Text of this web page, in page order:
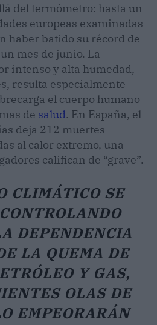
del termómetro: hasta un
europeas examinadas
haber batido su récord de
mes de junio. La
intenso y alta humedad,
resulta especialmente
el cuerpo humano
de salud. En España, el
deja 212 muertes
al calor extremo, una
califican de “grave”.
CLIMÁTICO SE
DEPENDENCIA
LA QUEMA DE
Y GAS,
OLAS DE
EMPEORARÁN